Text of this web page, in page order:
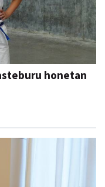
honetan